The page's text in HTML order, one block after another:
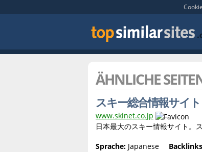
ÄHNLICHE
スキー総合情報サイ
www.skinet.co.jp
日本最大のスキー情報サイト。
Sprache: Japanese